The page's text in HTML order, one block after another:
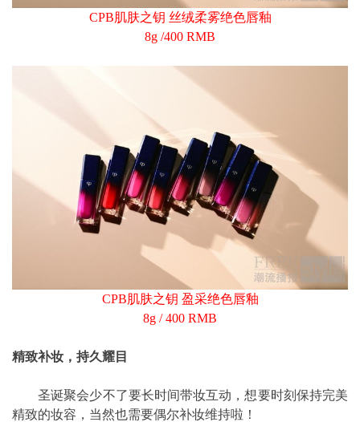
CPB肌肤之钥 丝绒柔雾绝色唇釉
8g /400 RMB
CPB肌肤之钥 盈采绝色唇釉
8g / 400 RMB
精致补妆，持久耀目
圣诞聚会少不了要长时间带妆互动，想要时刻保持完美
精致的妆容，当然也需要偶尔补妆维持啦！